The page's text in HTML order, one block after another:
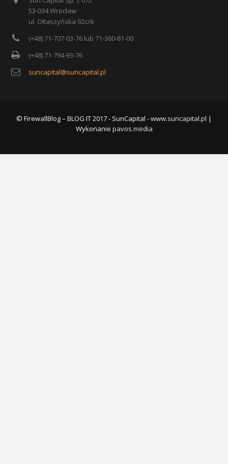
53-034 Wrocław
ul. Ołtaszyńska 92c/6
(+48) 71-707-03-76 lub 71-360-81-00
(+48) 71-794-93-76
suncapital@suncapital.pl
© FirewallBlog – BLOG IT 2017 - SunCapital -www.suncapital.pl |
Wykonanie pavos.media